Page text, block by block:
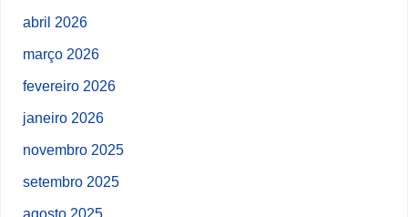
abril 2026
março 2026
fevereiro 2026
janeiro 2026
novembro 2025
setembro 2025
agosto 2025